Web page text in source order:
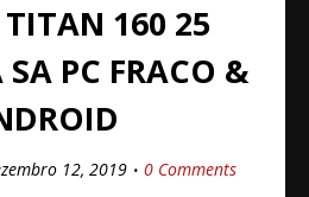
160 25
PC FRACO &
12, 2019 0 Comments